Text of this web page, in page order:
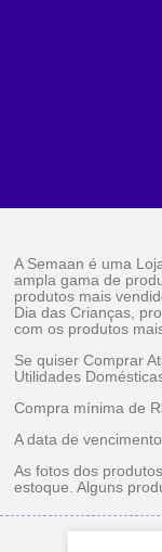
A Semaan é uma
ampla gama de
produtos mais
Dia das Crianças,
com os produtos
Se quiser Comprar
Utilidades
Compra mínima de
A data de
As fotos dos
estoque. Alguns